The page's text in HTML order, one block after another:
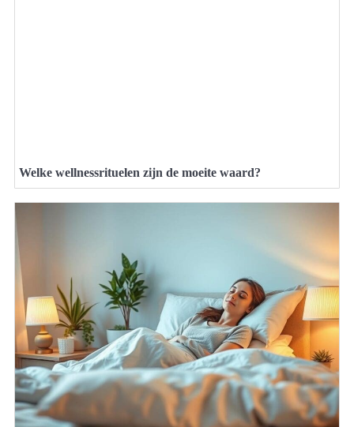
Welke wellnessrituelen zijn de moeite waard?